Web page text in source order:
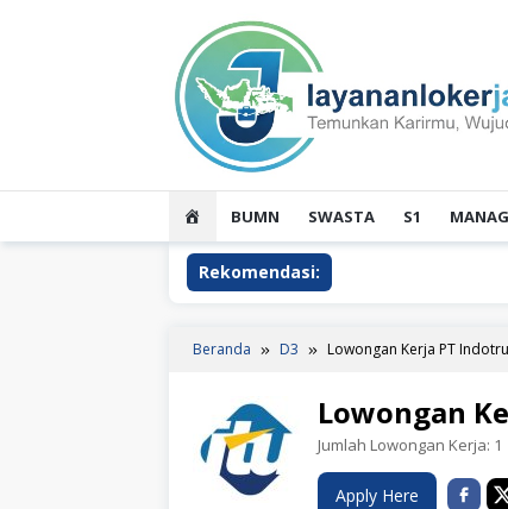
HOMEBUMN SWASTA S1
Rekomendasi:
Beranda D3 Lowongan Kerja PT
Lowongan
Jumlah Lowongan Kerja: 1
Apply Here